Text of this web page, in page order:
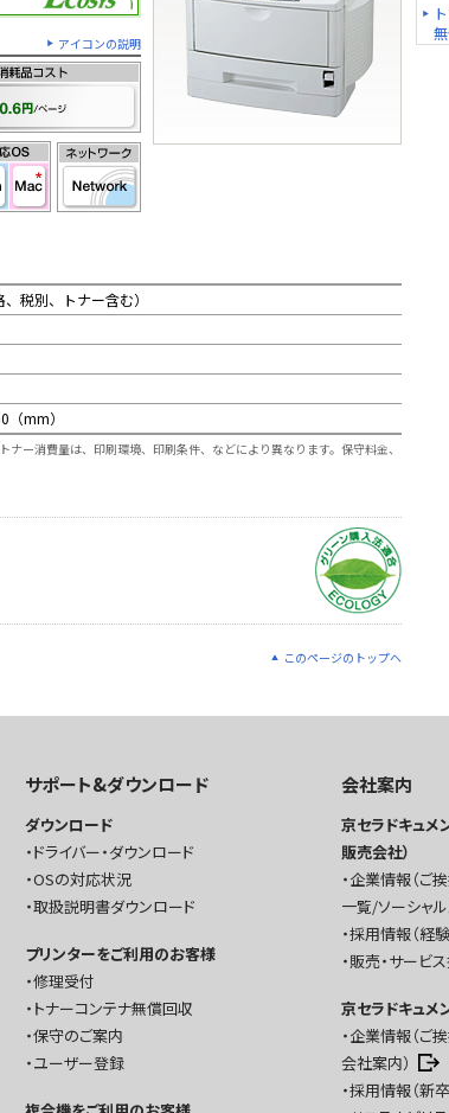
アイコンの説明
税別、トナー含む）
mm）
ー消費量は、印刷環境、印刷条件、などにより異なります。保守料金、
このページのトップへ
サポート&ダウンロード
ダウンロード
ドライバー・ダウンロード
OSの対応状況
取扱説明書ダウンロード
プリンターをご利用のお客様
修理受付
トナーコンテナ無償回収
保守のご案内
ユーザー登録
会社案内
京セラドキュメ
販売会社）
企業情報（ご
一覧/ソーシャル
採用情報（経
販売・サービ
京セラドキュメ
企業情報（ご
会社案内）
採用情報（新